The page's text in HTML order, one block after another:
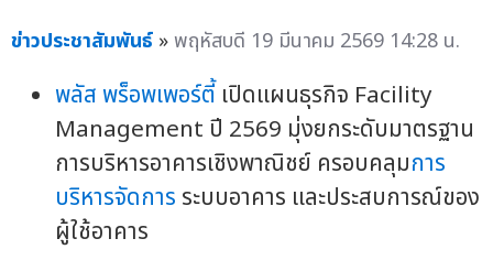
ข่าวประชาสัมพันธ์ »พฤหัสบดี 19 มีนาคม 2569 14:28 น.
พลัส พร็อพเพอร์ตี้ เปิดแผนธุรกิจ Facility
Management ปี 2569 มุ่งยกระดับมาตรฐาน
การบริหารอาคารเชิงพาณิชย์ ครอบคลุมการ
บริหารจัดการ ระบบอาคาร และประสบการณ์ของ
ผู้ใช้อาคาร